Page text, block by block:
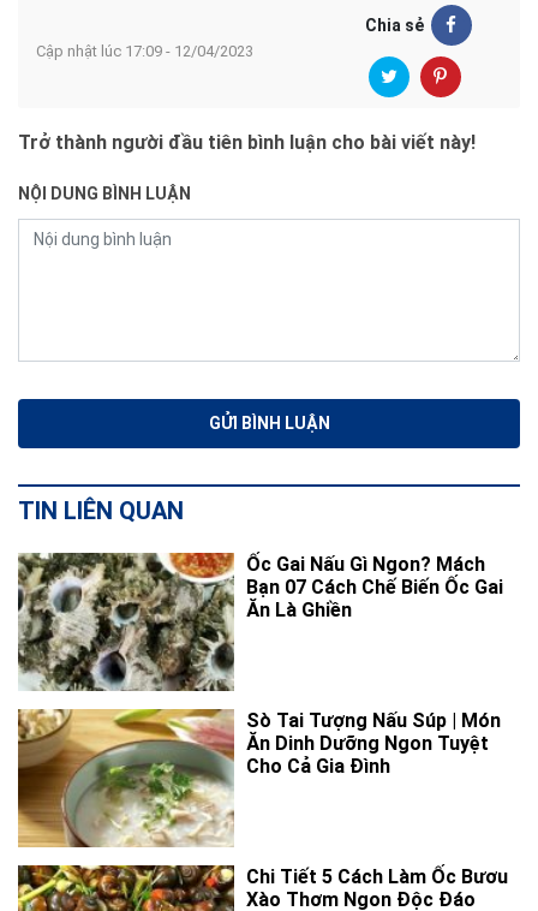
Cập nhật lúc 17:09 - 12/04/2023
Chia sẻ
Trở thành người đầu tiên bình luận cho bài viết này!
NỘI DUNG BÌNH LUẬN
TIN LIÊN QUAN
Ốc Gai Nấu Gì Ngon? Mách
Bạn 07 Cách Chế Biến Ốc Gai
Ăn Là Ghiền
Sò Tai Tượng Nấu Súp | Món
Ăn Dinh Dưỡng Ngon Tuyệt
Cho Cả Gia Đình
Chi Tiết 5 Cách Làm Ốc Bươu
Xào Thơm Ngon Độc Đáo